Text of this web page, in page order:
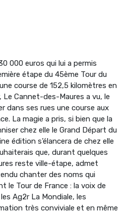
000 euros qui lui a permis
étape du 45ème Tour du
course de 152,5 kilomètres en
Le Cannet-des-Maures a vu, le
dans ses rues une course aux
La magie a pris, si bien que la
chez elle le Grand Départ du
édition s’élancera de chez elle
que, durant quelques
reste ville-étape, admet
chanter des noms qui
le Tour de France : la voix de
Ag2r La Mondiale, les
très conviviale et en même